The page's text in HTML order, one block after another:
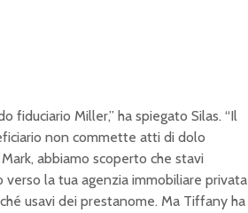
fiduciario Miller,” ha spiegato Silas. “Il
non commette atti di dolo
abbiamo scoperto che stavi
la tua agenzia immobiliare privata
usavi dei prestanome. Ma Tiffany ha